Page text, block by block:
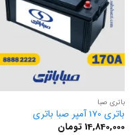
باتری صبا
باتری 170 آمپر صبا باتری
14,840,000 تومان